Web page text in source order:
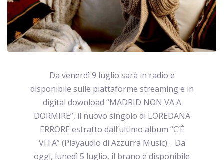
Da venerdì 9 luglio sarà in radio e
disponibile sulle piattaforme streaming e in
digital download “MADRID NON VA A
DORMIRE”, il nuovo singolo di LOREDANA
ERRORE estratto dall’ultimo album “C’È
VITA” (Playaudio di Azzurra Music). Da
oggi, lunedì 5 luglio, il brano è disponibile